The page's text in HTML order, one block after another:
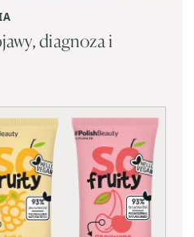
diagnoza i